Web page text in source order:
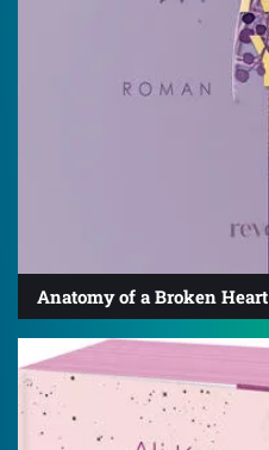
Anatomy of a Broken Heart